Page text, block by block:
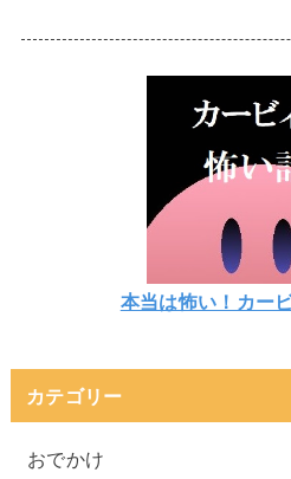
本当は怖い！カー
カテゴリー
おでかけ